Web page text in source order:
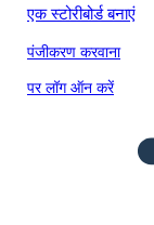
एक स्टोरीबोर्ड बनाएं
पंजीकरण करवाना
पर लॉग ऑन करें